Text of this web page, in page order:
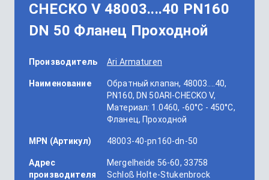
CHECKO V 48003....40 PN160
DN 50 Фланец Проходной
Производитель Ari Armaturen
Наименование
Обратный клапан, 48003....40,
PN160, DN 50ARI-CHECKO V,
Материал: 1.0460, -60°C - 450°C,
Фланец, Проходной
MPN (Артикул) 48003-40-pn160-dn-50
Адрес
производителя
Mergelheide 56-60, 33758
Schloß Holte-Stukenbrock